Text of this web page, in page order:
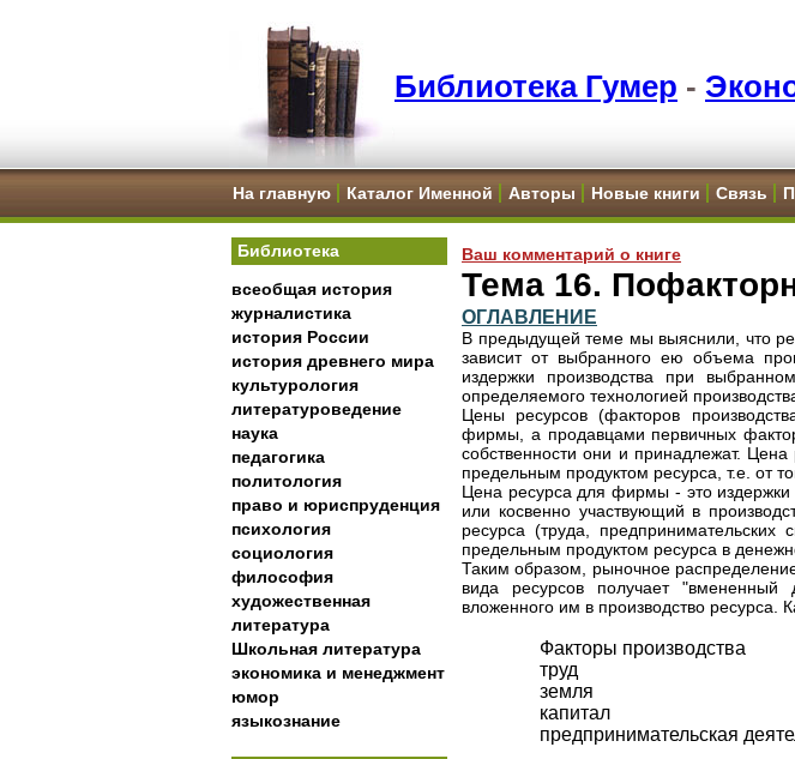
Библиотека Гумер -
На главную Каталог Именной Авторы Новые книги Связь
Библиотека
всеобщая история
журналистика
история России
история древнего мира
культурология
литературоведение
наука
педагогика
политология
право и юриспруденция
психология
социология
философия
художественная
литература
Школьная литература
экономика и менеджмент
юмор
языкознание
Ваш комментарий о книге
Тема 16.
ОГЛАВЛЕНИЕ
В предыдущей теме мы выяснили, что
зависит от выбранного ею объема
издержки производства при
определяемого технологией
Цены ресурсов (факторов
фирмы, а продавцами первичных
собственности они и принадлежат.
предельным продуктом ресурса, т.е. от
Цена ресурса для фирмы - это
или косвенно участвующий в
ресурса (труда,
предельным продуктом ресурса в
Таким образом, рыночное
вида ресурсов получает "вмененный
вложенного им в производство ресурса.
Факторы производства
труд
земля
капитал
предпринимательская